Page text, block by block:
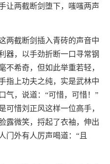
让两截断剑堕下，嗤嗤两声
两截断剑插入青砖的声音中
器，以手劲折断一口寻常钢
不希奇，但如此举重若轻，
指上功夫之纯，实是武林中
气，说道：“可惜，可惜！”
可惜刘正风这样一位高手，
露微笑，捋起了衣袖，伸出
门外有人厉声喝道：“且